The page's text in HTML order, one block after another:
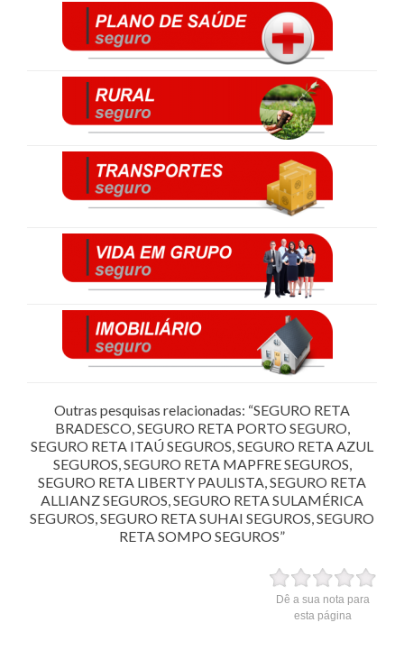
Outras pesquisas relacionadas: “SEGURO RETA
BRADESCO, SEGURO RETA PORTO SEGURO,
SEGURO RETA ITAÚ SEGUROS, SEGURO RETA AZUL
SEGUROS, SEGURO RETA MAPFRE SEGUROS,
SEGURO RETA LIBERTY PAULISTA, SEGURO RETA
ALLIANZ SEGUROS, SEGURO RETA SULAMÉRICA
SEGUROS, SEGURO RETA SUHAI SEGUROS, SEGURO
RETA SOMPO SEGUROS”
Dê a sua nota para
esta página